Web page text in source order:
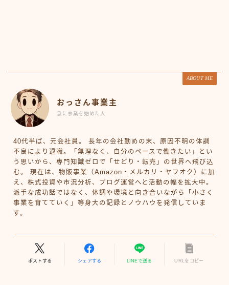
ABOUT ME
おっさん事業主
急に事業を始めた人
40代半ば、元会社員。 長年の会社勤めの末、原因不明の体調
不良により退職。「無理なく、自分のペースで働きたい」とい
う思いから、専門知識ゼロで「せどり・転売」の世界へ飛び込
む。 現在は、物販事業（Amazon・メルカリ・ヤフオク）に加
え、株式投資や市況分析、ブログ運営へと活動の幅を拡大中。
派手な成功話ではなく、体調や環境と向き合いながら「小さく
事業を育てていく」等身大の記録とノウハウを発信していま
す。
ポストする シェアする LINEで送る URLをコピー